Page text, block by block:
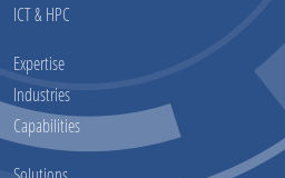
ICT & HPC
Expertise
Industries
Capabilities